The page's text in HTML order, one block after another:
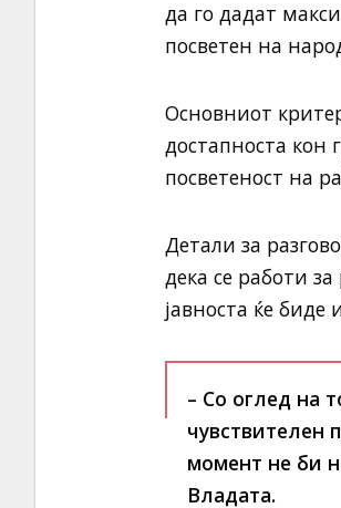
да го дадат
посветен на
Основниот
достапноста кон
посветеност на
Детали за
дека се работи
јавноста ќе
– Со оглед на
чувствителен
момент не би
Владата.